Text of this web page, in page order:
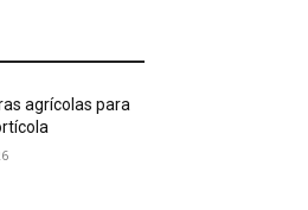
agrícolas para